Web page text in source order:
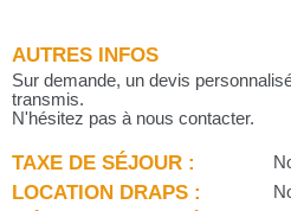
AUTRES INFOS
Sur demande, un devis
transmis.
N'hésitez pas à nous contacter.
TAXE DE SÉJOUR :
LOCATION DRAPS :